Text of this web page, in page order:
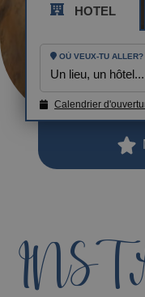
HOTEL
OÙ VEUX-TU ALLER?
Un lieu, un
BENIDORM
Magic Natura
Hôtel Magic
Hôtel Villa del
Magic Cristal Park
Magic Villa
Calendrier